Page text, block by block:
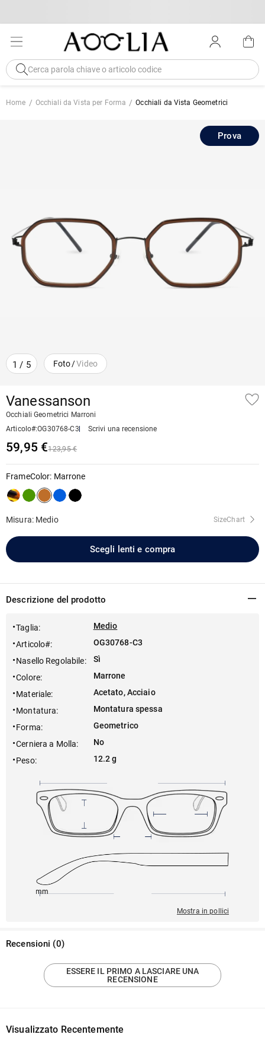
Home Occhiali da Vista per Forma Occhiali da Vista Geometrici
1 / 5 Foto/Video
Prova
Vanessanson
Occhiali Geometrici Marroni
Articolo#:OG30768-C3 Scrivi una recensione
59,95 €123,95 €
FrameColor: Marrone
Misura: Medio SizeChart
Scegli lenti e compra
Descrizione del prodotto
Taglia:
Medio
Articolo#:
OG30768-C3
Nasello Regolabile:
Sì
Colore:
Marrone
Materiale:
Acetato, Acciaio
Montatura:
Montatura spessa
Forma:
Geometrico
Cerniera a Molla:
No
Peso: 12.2 g
145mm
Mostra in pollici
Recensioni (0)
ESSERE IL PRIMO A LASCIARE UNA
RECENSIONE
Visualizzato Recentemente